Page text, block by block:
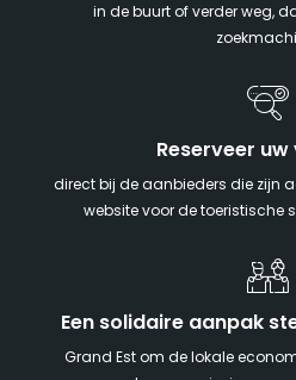
in de buurt of verder weg,
Reserveer
direct bij de aanbieders die zijn
website voor de toeristische
Een solidaire aanpak
Grand Est om de lokale